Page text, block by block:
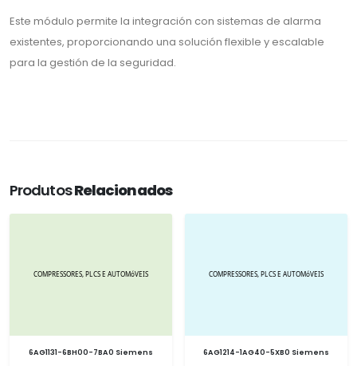
Este módulo permite la integración con sistemas de alarma
existentes, proporcionando una solución flexible y escalable
para la gestión de la seguridad.
ProdutosRelacionados
6AG1131-6BH00-7BA0 Siemens
6AG1214-1AG40-5XB0 Siemens